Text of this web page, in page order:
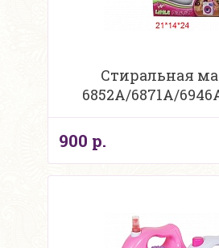
Стиральная
6852A/6871A/
900 р.